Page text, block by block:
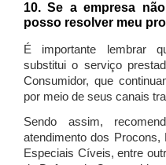
10. Se a empresa
posso resolver meu
É importante lembrar
substitui o serviço
Consumidor, que
por meio de seus canais
Sendo assim,
atendimento dos Procons,
Especiais Cíveis, entre